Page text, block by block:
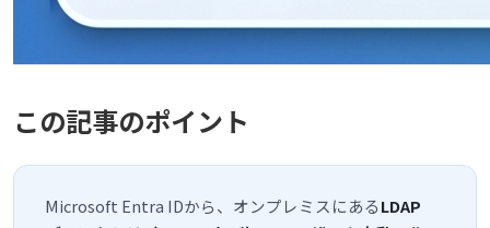
この記事のポイント
Microsoft Entra IDから、オンプレミスにあるLDAP